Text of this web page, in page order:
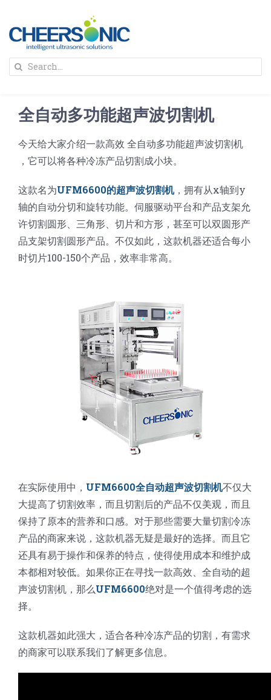
content
解决方案
蛋糕切割机
圆蛋糕切割机
蛋糕切块机
三角蛋糕切割机
奶酪切片
圆形奶酪切片
条状奶酪切片
挤出奶酪切片
三明治/披萨/寿司切割
三明治切割机
常温面团切割
冷冻面团切割
超声波设备
公司新闻
关于我们
Search
全自动多功能超声波切割机
今天给大家介绍一款高效 全自动多功能超声波切割机
，它可以将各种冷冻产品切割成小块。
这款名为UFM6600的超声波切割机，拥有从x轴到y
轴的自动分切和旋转功能。伺服驱动平台和产品支架允
许切割圆形、三角形、切片和方形，甚至可以双圆形产
品支架切割圆形产品。不仅如此，这款机器还适合每小
时切片100-150个产品，效率非常高。
在实际使用中， UFM6600全自动超声波切割机不仅大
大提高了切割效率，而且切割后的产品不仅美观，而且
保持了原本的营养和口感。对于那些需要大量切割冷冻
产品的商家来说，这款机器无疑是最好的选择。而且它
还具有易于操作和保养的特点，使得使用成本和维护成
本都相对较低。如果你正在寻找一款高效、全自动的超
声波切割机，那么UFM6600绝对是一个值得考虑的选
择。
这款机器如此强大，适合各种冷冻产品的切割，有需求
的商家可以联系我们了解更多信息。